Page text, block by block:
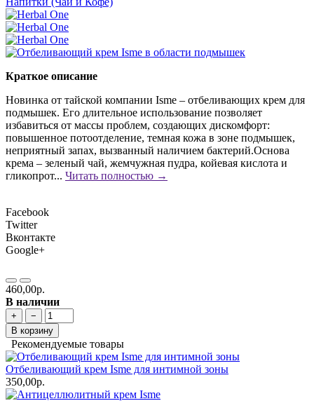
Краткое описание
Новинка от тайской компании Isme – отбеливающих крем для
подмышек. Его длительное использование позволяет
избавиться от массы проблем, создающих дискомфорт:
повышенное потоотделение, темная кожа в зоне подмышек,
неприятный запах, вызванный наличием бактерий.Основа
крема – зеленый чай, жемчужная пудра, койевая кислота и
гликопрот... Читать полностью →
Facebook
Twitter
Вконтакте
Google+
460,00р.
В наличии
+
−
В корзину
Рекомендуемые товары
Отбеливающий крем Isme для интимной зоны
350,00р.